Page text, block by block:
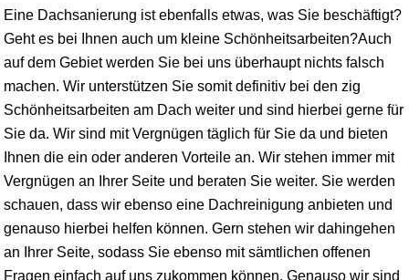
Eine Dachsanierung ist ebenfalls etwas, was Sie beschäftigt?
Geht es bei Ihnen auch um kleine Schönheitsarbeiten?Auch
auf dem Gebiet werden Sie bei uns überhaupt nichts falsch
machen. Wir unterstützen Sie somit definitiv bei den zig
Schönheitsarbeiten am Dach weiter und sind hierbei gerne für
Sie da. Wir sind mit Vergnügen täglich für Sie da und bieten
Ihnen die ein oder anderen Vorteile an. Wir stehen immer mit
Vergnügen an Ihrer Seite und beraten Sie weiter. Sie werden
schauen, dass wir ebenso eine Dachreinigung anbieten und
genauso hierbei helfen können. Gern stehen wir dahingehen
an Ihrer Seite, sodass Sie ebenso mit sämtlichen offenen
Fragen einfach auf uns zukommen können. Genauso wir sind